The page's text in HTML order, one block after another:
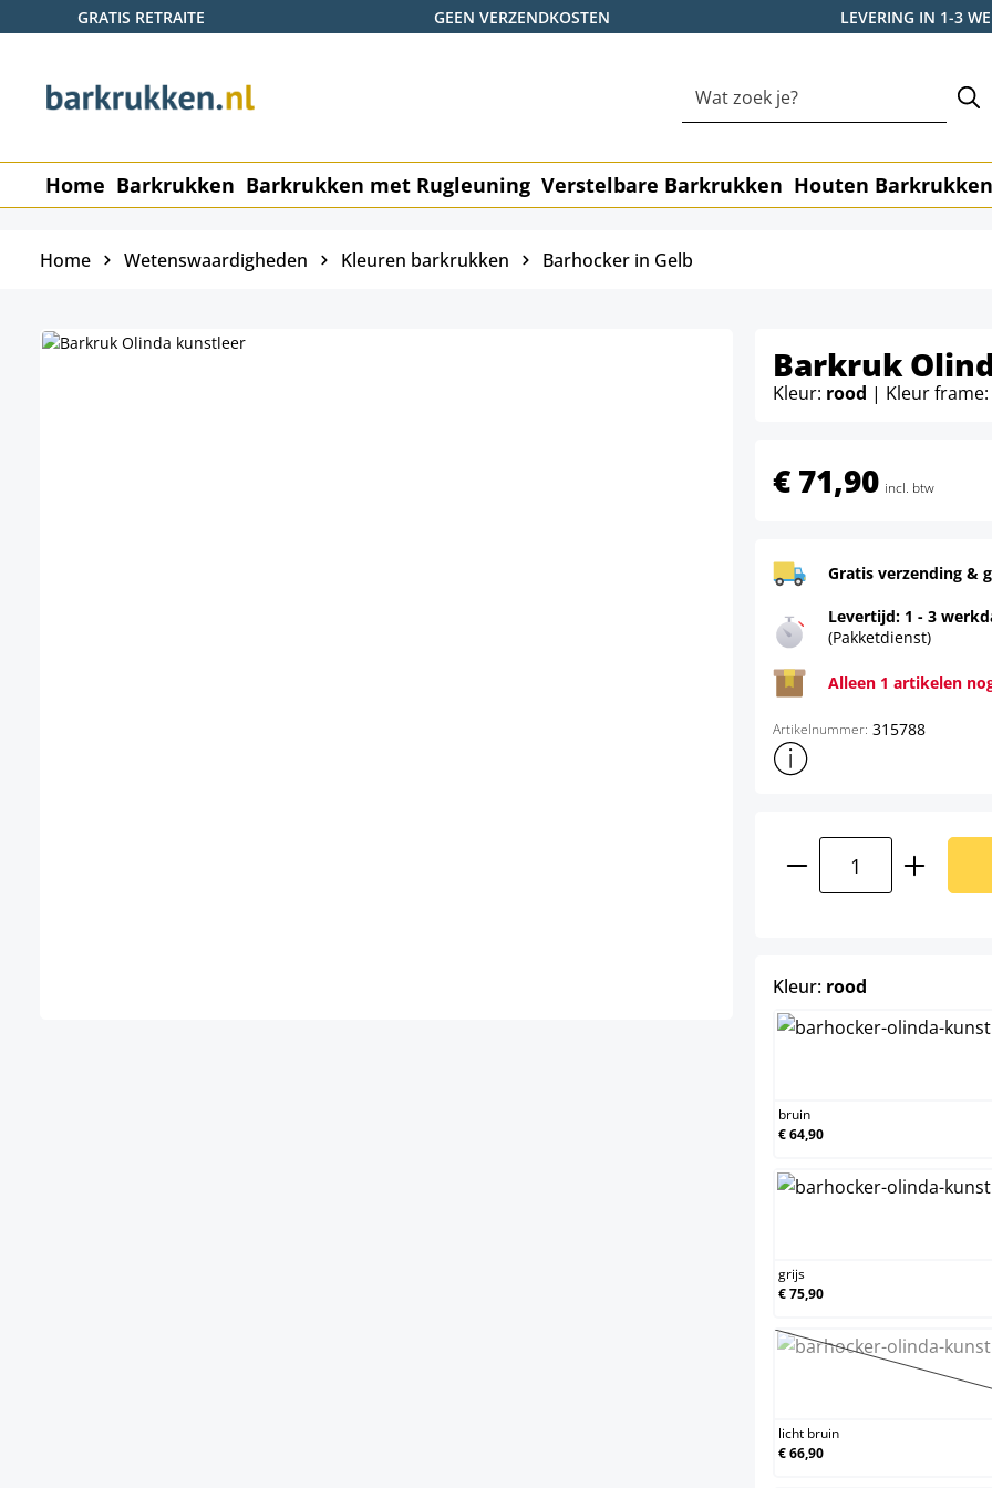
de hoofdinhoud
Ga naar de zoekopdracht
Ga naar de hoofdnavigatie
GRATIS RETRAITE GEEN VERZENDKOSTEN LEVERING IN 1-3
Home Barkrukken Barkrukken met Rugleuning Verstelbare Barkrukken Houten Barkrukken
Home Wetenswaardigheden Kleuren barkrukken Barhocker in Gelb
Barkruk
Kleur: rood | Kleur frame:
€ 71,90 incl. btw
Gratis verzending &
Levertijd: 1 - 3
(Pakketdienst)
Alleen 1 artikelen
Artikelnummer: 315788
Toon meer productinformatie
Kleur: rood
bruin
€ 64,90
grijs
€ 75,90
licht
licht bruin
€ 66,90